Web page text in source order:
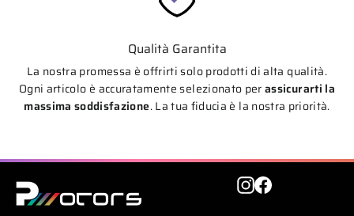
Qualità Garantita
La nostra promessa è offrirti solo prodotti di alta qualità.
Ogni articolo è accuratamente selezionato perassicurarti la
massima soddisfazione. La tua fiducia è la nostra priorità.
Instagram
Facebook